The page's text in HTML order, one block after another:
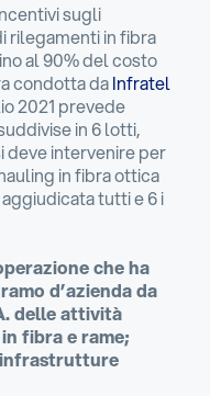
sugli
rilegamenti in fibra
al 90% del costo
condotta daInfratel
2021 prevede
in 6 lotti,
deve intervenire per
in fibra ottica
tutti e 6 i
che ha
d’azienda da
delle attività
fibra e rame;
infrastrutture